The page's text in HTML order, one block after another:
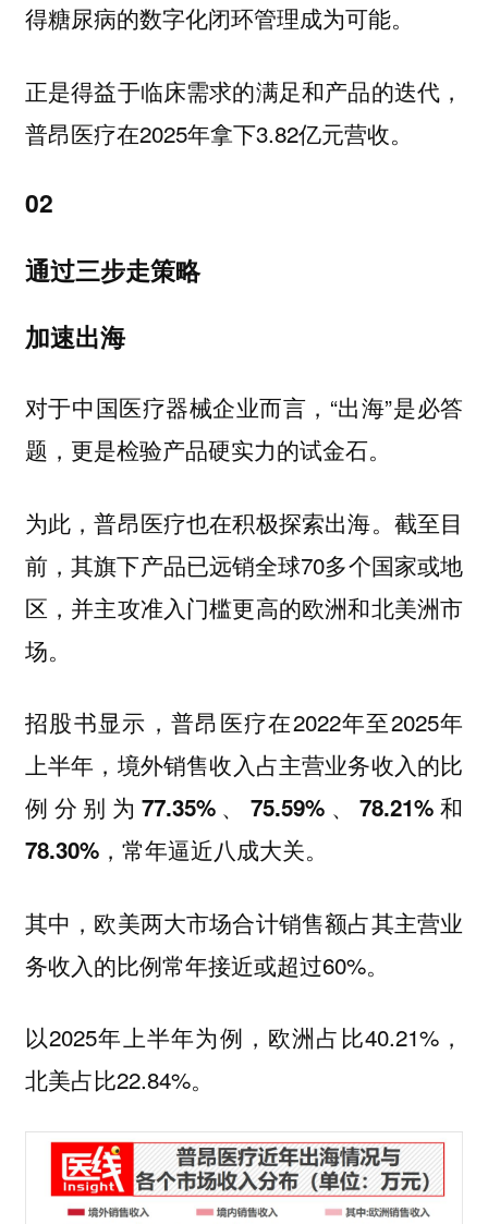
得糖尿病的数字化闭环管理成为可能。
正是得益于临床需求的满足和产品的迭代，
普昂医疗在2025年拿下3.82亿元营收。
02
通过三步走策略
加速出海
对于中国医疗器械企业而言，“出海”是必答
题，更是检验产品硬实力的试金石。
为此，普昂医疗也在积极探索出海。截至目
前，其旗下产品已远销全球70多个国家或地
区，并主攻准入门槛更高的欧洲和北美洲市
场。
招股书显示，普昂医疗在2022年至2025年
上半年， 境外销售收入占主营业务收入的比
例分别为77.35%、75.59%、78.21%和
78.30%， 常年逼近八成大关。
其中，欧美两大市场合计销售额占其主营业
务收入的比例常年接近或超过60%。
以2025年上半年为例，欧洲占比40.21%，
北美占比22.84%。